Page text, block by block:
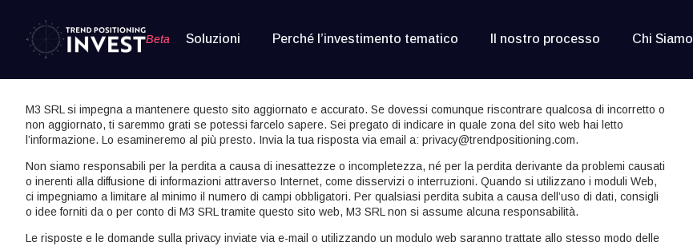
Beta Soluzioni Perché l’investimento tematico Il nostro processo Chi Siamo
M3 SRL si impegna a mantenere questo sito aggiornato e accurato. Se dovessi comunque riscontrare qualcosa di incorretto o
non aggiornato, ti saremmo grati se potessi farcelo sapere. Sei pregato di indicare in quale zona del sito web hai letto
l’informazione. Lo esamineremo al più presto. Invia la tua risposta via email a: privacy@trendpositioning.com.
Non siamo responsabili per la perdita a causa di inesattezze o incompletezza, né per la perdita derivante da problemi causati
o inerenti alla diffusione di informazioni attraverso Internet, come disservizi o interruzioni. Quando si utilizzano i moduli Web,
ci impegniamo a limitare al minimo il numero di campi obbligatori. Per qualsiasi perdita subita a causa dell’uso di dati, consigli
o idee forniti da o per conto di M3 SRL tramite questo sito web, M3 SRL non si assume alcuna responsabilità.
Le risposte e le domande sulla privacy inviate via e-mail o utilizzando un modulo web saranno trattate allo stesso modo delle